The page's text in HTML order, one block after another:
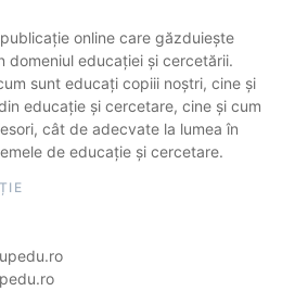
online care găzduiește
domeniul educației și cercetării.
sunt educați copiii noștri, cine și
educație și cercetare, cine și cum
cât de adecvate la lumea în
de educație și cercetare.